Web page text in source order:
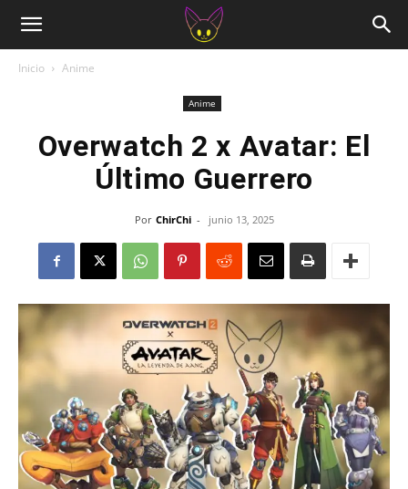
Inicio Anime
Anime
Overwatch 2 x Avatar: El
Último Guerrero
Por ChirChi - junio 13, 2025